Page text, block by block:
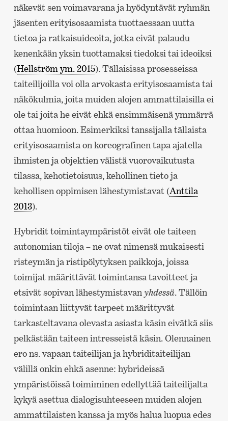
näkevät sen voimavarana ja hyödyntävät ryhmän
jäsenten erityisosaamista tuottaessaan uutta
tietoa ja ratkaisuideoita, jotka eivät palaudu
kenenkään yksin tuottamaksi tiedoksi tai ideoiksi
(Hellström ym. 2015). Tällaisissa prosesseissa
taiteilijoilla voi olla arvokasta erityisosaamista tai
näkökulmia, joita muiden alojen ammattilaisilla ei
ole tai joita he eivät ehkä ensimmäisenä ymmärrä
ottaa huomioon. Esimerkiksi tanssijalla tällaista
erityisosaamista on koreografinen tapa ajatella
ihmisten ja objektien välistä vuorovaikutusta
tilassa, kehotietoisuus, kehollinen tieto ja
kehollisen oppimisen lähestymistavat (Anttila
2013).
Hybridit toimintaympäristöt eivät ole taiteen
autonomian tiloja – ne ovat nimensä mukaisesti
risteymän ja ristipölytyksen paikkoja, joissa
toimijat määrittävät toimintansa tavoitteet ja
etsivät sopivan lähestymistavan yhdessä. Tällöin
toimintaan liittyvät tarpeet määrittyvät
tarkasteltavana olevasta asiasta käsin eivätkä siis
pelkästään taiteen intresseistä käsin. Olennainen
ero ns. vapaan taiteilijan ja hybriditaiteilijan
välillä onkin ehkä asenne: hybrideissä
ympäristöissä toimiminen edellyttää taiteilijalta
kykyä asettua dialogisuhteeseen muiden alojen
ammattilaisten kanssa ja myös halua luopua edes